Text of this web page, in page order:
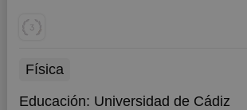
Física
Educación: Universidad de Cádiz